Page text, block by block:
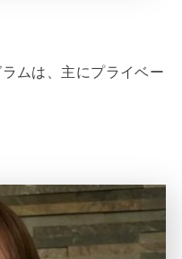
ムは、主にプライベー